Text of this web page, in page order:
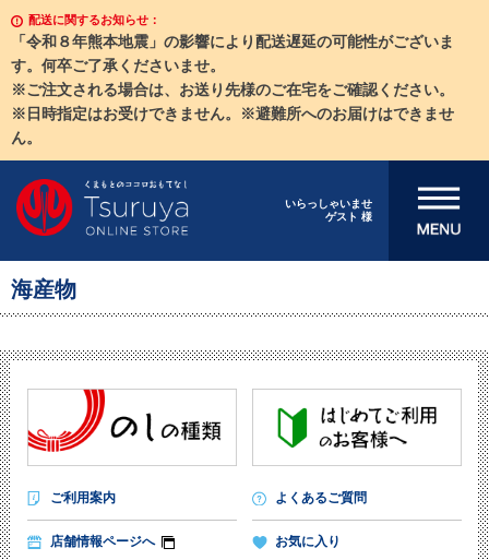
配送に関するお知らせ：
「令和８年熊本地震」の影響により配送遅延の可能性がございま
す。何卒ご了承くださいませ。
※ご注文される場合は、お送り先様のご在宅をご確認ください。
※日時指定はお受けできません。※避難所へのお届けはできませ
ん。
いらっしゃいませ
ゲスト 様
メニューを開
海産物
ご利用案内 よくあるご質問
店舗情報ページへ お気に入り